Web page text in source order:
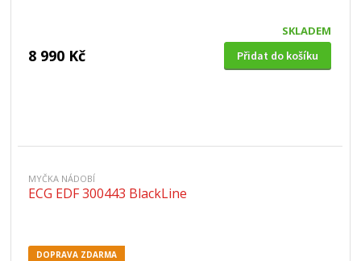
SKLADEM
8 990 Kč Přidat do košíku
MYČKA NÁDOBÍ
ECG EDF 300443 BlackLine
DOPRAVA ZDARMA